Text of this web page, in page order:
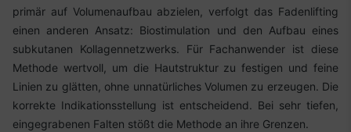
primär auf Volumenaufbau abzielen, verfolgt das Fadenlifting
einen anderen Ansatz: Biostimulation und den Aufbau eines
subkutanen Kollagennetzwerks. Für Fachanwender ist diese
Methode wertvoll, um die Hautstruktur zu festigen und feine
Linien zu glätten, ohne unnatürliches Volumen zu erzeugen. Die
korrekte Indikationsstellung ist entscheidend. Bei sehr tiefen,
eingegrabenen Falten stößt die Methode an ihre Grenzen.